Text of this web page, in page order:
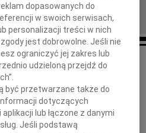
Małgosiu,
dopasowanych do
w swoich serwisach,
personalizacji treści w nich
jest dobrowolne. Jeśli nie
ograniczyć jej zakres lub
udzieloną przejdź do
być przetwarzane także do
dotyczących
lub łączone z danymi
Jeśli podstawą